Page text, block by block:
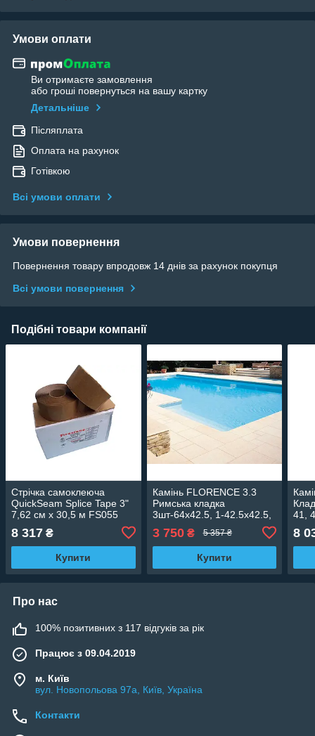
Умови оплати
Ви отримаєте замовлення
або гроші повернуться на вашу картку
Детальніше
Післяплата
Оплата на рахунок
Готівкою
Всі умови оплати
Умови повернення
Повернення товару впродовж 14 днів за рахунок покупця
Всі умови повернення
Подібні товари компанії
Стрічка самоклеюча
QuickSeam Splice Tape 3"
7,62 см х 30,5 м FS055
8 317 ₴
Купити
Камінь FLORENCE 3.3
Римська кладка
3шт-64х42.5, 1-42.5х42.5,
20.5х20.5см, тон Pierre
FLORENCE
3 750₴ 5 357 ₴
Купити
41,
8
Про нас
100% позитивних з 117 відгуків за рік
Працює з 09.04.2019
м. Київ
вул. Новопольова 97а, Київ, Україна
Контакти